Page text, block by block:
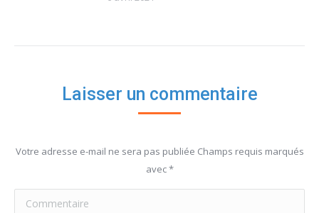
Laisser un commentaire
Votre adresse e-mail ne sera pas publiée Champs requis marqués
avec*
Commentaire